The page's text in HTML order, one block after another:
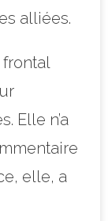
alliées.
Elle n’a
elle, a